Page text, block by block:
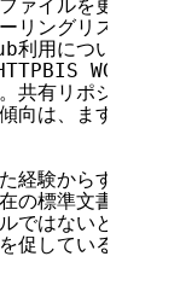
ァイルを更新し
リングリストで
利用につい
WGが採り
共有リポジトリ
向は、ますます
経験からすると
の標準文書では
ではないという
促しているとい